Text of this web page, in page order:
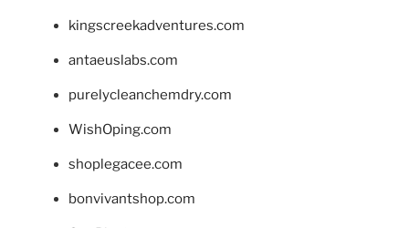
kingscreekadventures.com
antaeuslabs.com
purelycleanchemdry.com
WishOping.com
shoplegacee.com
bonvivantshop.com